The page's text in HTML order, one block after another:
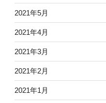
2021年5月
2021年4月
2021年3月
2021年2月
2021年1月